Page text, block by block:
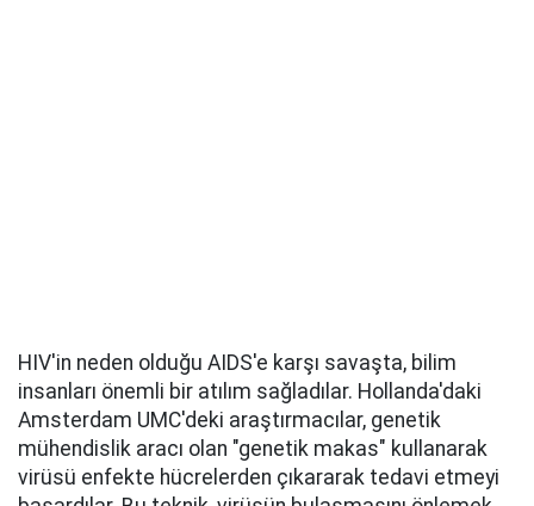
HIV'in neden olduğu AIDS'e karşı savaşta, bilim
insanları önemli bir atılım sağladılar. Hollanda'daki
Amsterdam UMC'deki araştırmacılar, genetik
mühendislik aracı olan "genetik makas" kullanarak
virüsü enfekte hücrelerden çıkararak tedavi etmeyi